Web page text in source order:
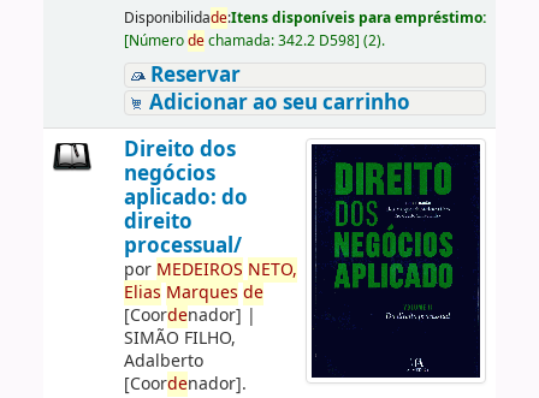
Disponibilidade:Itens disponíveis para empréstimo:
[Númerodechamada:342.2 D598] (2).
Reservar
Adicionar ao seu carrinho
Direito dos
negócios
aplicado: do
direito
processual/
por MEDEIROS NETO,
Elias Marques de
[Coordenador] |
SIMÃO FILHO,
Adalberto
[Coordenador].